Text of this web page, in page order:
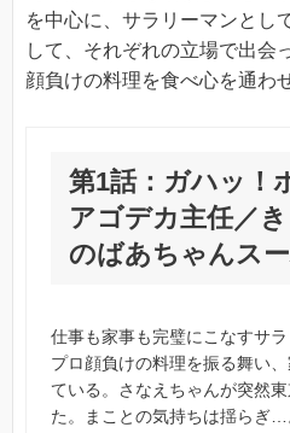
を中心に、サラリーマンとし
して、それぞれの立場で出会
顔負けの料理を食べ心を通わ
第1話：ガハッ！
アゴデカ主任／
のばあちゃんス
仕事も家事も完璧にこなすサラ
プロ顔負けの料理を振る舞い
ている。さなえちゃんが突然
た。まことの気持ちは揺らぎ…